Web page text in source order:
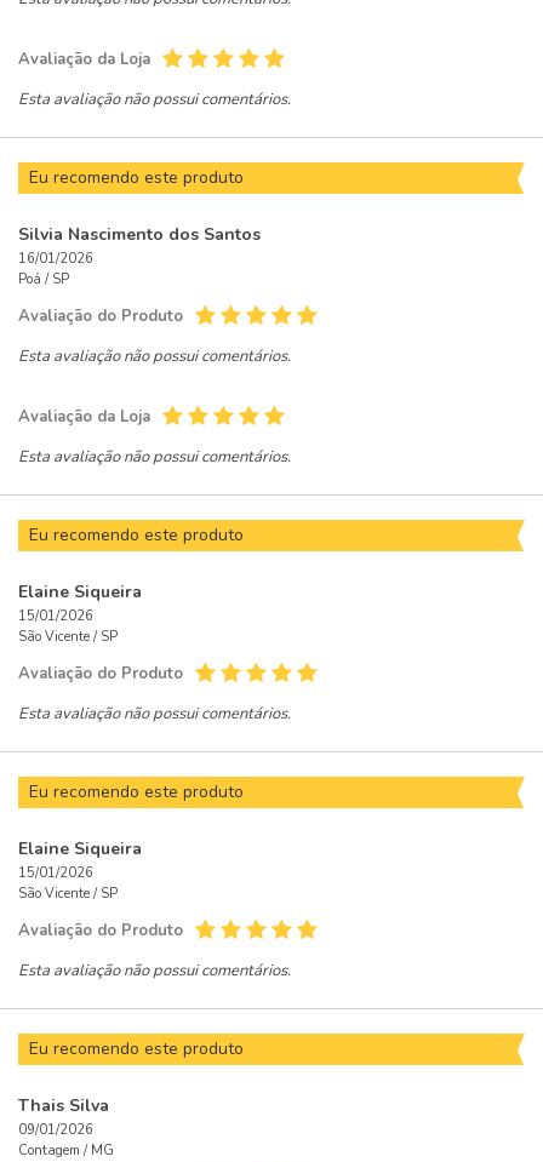
Avaliação da Loja
Esta avaliação não possui comentários.
Eu recomendo este produto
Silvia Nascimento dos Santos
16/01/2026
Poá / SP
Avaliação do Produto
Esta avaliação não possui comentários.
Avaliação da Loja
Esta avaliação não possui comentários.
Eu recomendo este produto
Elaine Siqueira
15/01/2026
São Vicente / SP
Avaliação do Produto
Esta avaliação não possui comentários.
Eu recomendo este produto
Elaine Siqueira
15/01/2026
São Vicente / SP
Avaliação do Produto
Esta avaliação não possui comentários.
Eu recomendo este produto
Thais Silva
09/01/2026
Contagem / MG